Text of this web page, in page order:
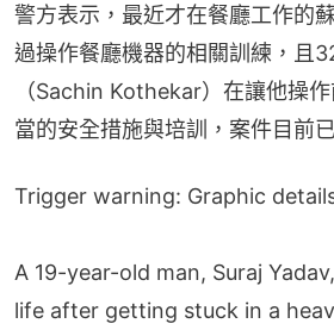
警方表示，最近才在餐廳工作的
過操作餐廳機器的相關訓練，且
（Sachin Kothekar）在讓他操
當的安全措施與培訓，案件目前
Trigger warning: Graphic
A 19-year-old man, Suraj
life after getting stuck in a